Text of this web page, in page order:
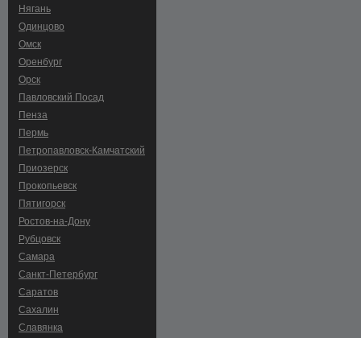
Нягань
Одинцово
Омск
Оренбург
Орск
Павловский Посад
Пенза
Пермь
Петропавловск-Камчатский
Приозерск
Прокопьевск
Пятигорск
Ростов-на-Дону
Рубцовск
Самара
Санкт-Петербург
Саратов
Сахалин
Славянка